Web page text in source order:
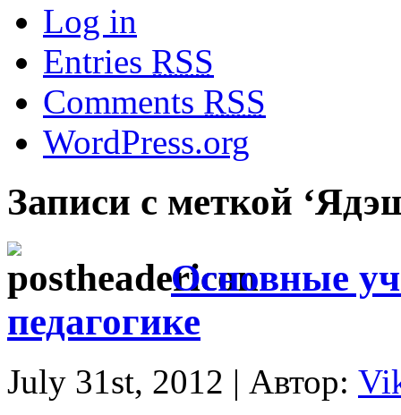
Log in
Entries RSS
Comments RSS
WordPress.org
Записи с меткой
Основные
педагогике
July 31st, 2012 | Автор: